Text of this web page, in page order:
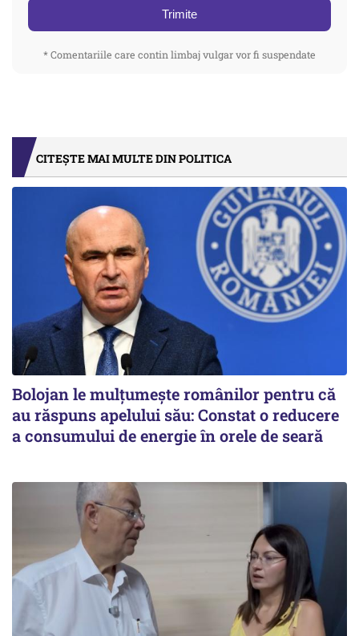
Trimite
* Comentariile care contin limbaj vulgar vor fi suspendate
CITEȘTE MAI MULTE DIN POLITICA
Bolojan le mulțumește românilor pentru că
au răspuns apelului său: Constat o reducere
a consumului de energie în orele de seară